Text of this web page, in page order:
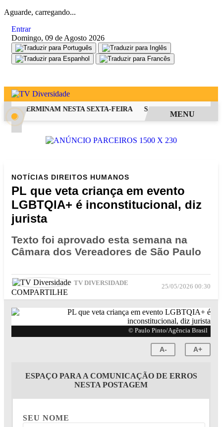
Aguarde, carregando...
Entrar
Domingo, 09 de Agosto 2026
TERMINAM NESTA SEXTA-FEIRA SAIBA COMO PEDIR
MENU
NOTÍCIAS DIREITOS HUMANOS
PL que veta criança em evento
LGBTQIA+ é inconstitucional, diz
jurista
Texto foi aprovado esta semana na
Câmara dos Vereadores de São Paulo
TV DIVERSIDADE 25/05/2026 00:30
COMPARTILHE
© Paulo Pinto/Agência Brasil
A- A+
ESPAÇO PARA A COMUNICAÇÃO DE ERROS
NESTA POSTAGEM
SEU NOME